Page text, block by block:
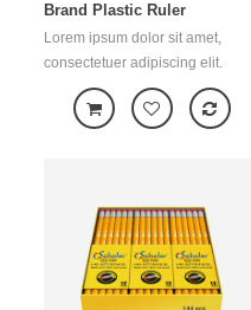
Brand Plastic Ruler
Lorem ipsum dolor sit amet,
consectetuer adipiscing elit.
Aenean commodo ligula eget
dolor. Aenean massa. Cum sociis
ultricies nec, pellentesque eu,
pretium quis,